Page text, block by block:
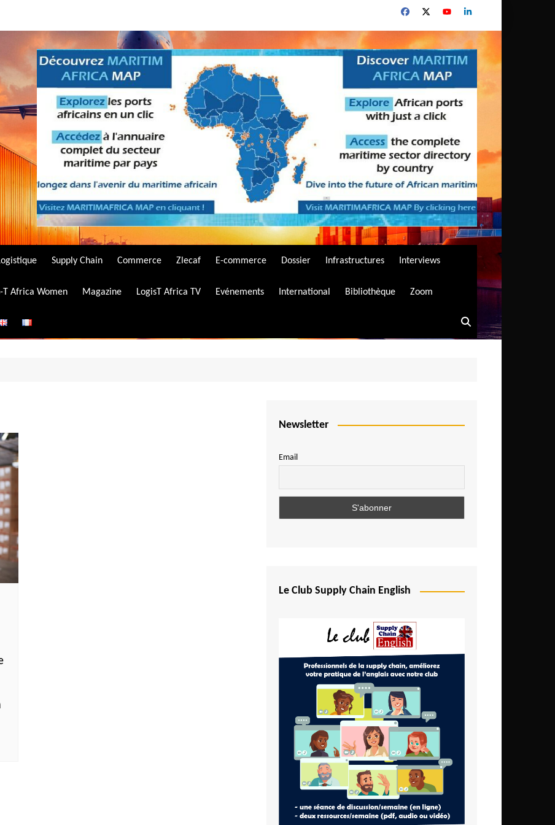
Supply Chain Commerce Zlecaf E-commerce Dossier Infrastructures Interviews
T Africa Women Magazine LogisT Africa TV Evénements International Bibliothèque Zoom
Newsletter
Email
Le Club Supply Chain English